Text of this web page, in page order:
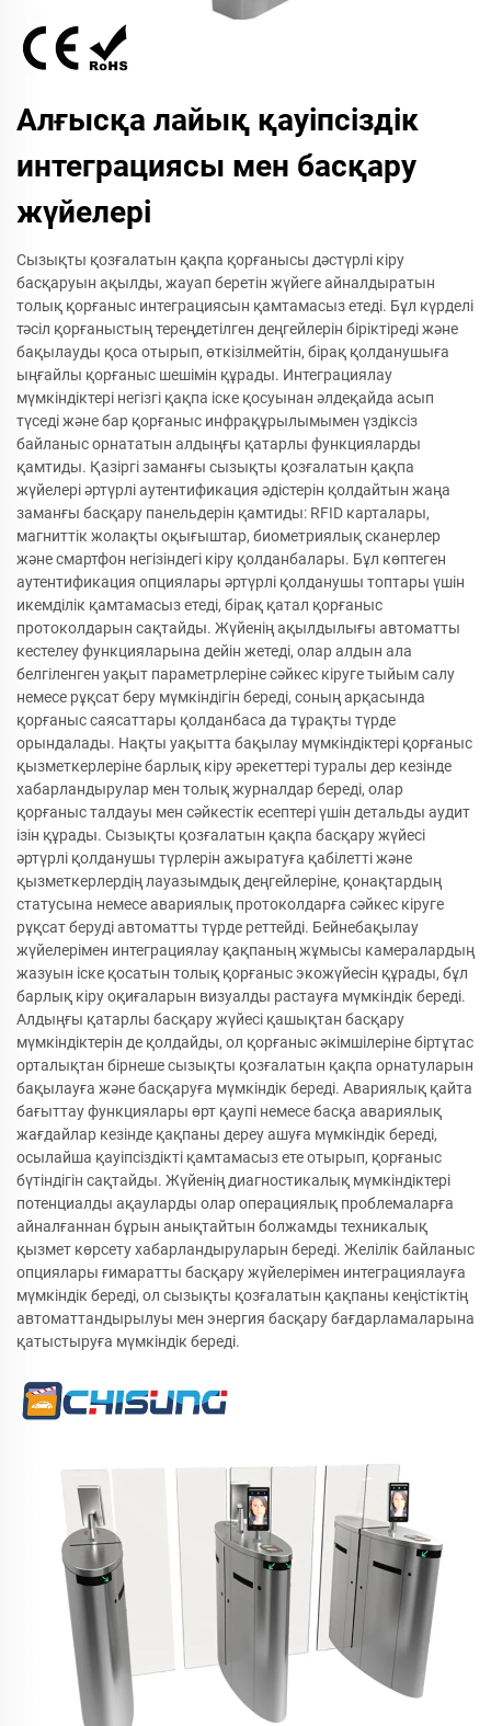
Алғысқа лайық қауіпсіздік
интеграциясы мен басқару
жүйелері
Сызықты қозғалатын қақпа қорғанысы дәстүрлі кіру
басқаруын ақылды, жауап беретін жүйеге айналдыратын
толық қорғаныс интеграциясын қамтамасыз етеді. Бұл күрделі
тәсіл қорғаныстың тереңдетілген деңгейлерін біріктіреді және
бақылауды қоса отырып, өткізілмейтін, бірақ қолданушыға
ыңғайлы қорғаныс шешімін құрады. Интеграциялау
мүмкіндіктері негізгі қақпа іске қосуынан әлдеқайда асып
түседі және бар қорғаныс инфрақұрылымымен үздіксіз
байланыс орнататын алдыңғы қатарлы функцияларды
қамтиды. Қазіргі заманғы сызықты қозғалатын қақпа
жүйелері әртүрлі аутентификация әдістерін қолдайтын жаңа
заманғы басқару панельдерін қамтиды: RFID карталары,
магниттік жолақты оқығыштар, биометриялық сканерлер
және смартфон негізіндегі кіру қолданбалары. Бұл көптеген
аутентификация опциялары әртүрлі қолданушы топтары үшін
икемділік қамтамасыз етеді, бірақ қатал қорғаныс
протоколдарын сақтайды. Жүйенің ақылдылығы автоматты
кестелеу функцияларына дейін жетеді, олар алдын ала
белгіленген уақыт параметрлеріне сәйкес кіруге тыйым салу
немесе рұқсат беру мүмкіндігін береді, соның арқасында
қорғаныс саясаттары қолданбаса да тұрақты түрде
орындалады. Нақты уақытта бақылау мүмкіндіктері қорғаныс
қызметкерлеріне барлық кіру әрекеттері туралы дер кезінде
хабарландырулар мен толық журналдар береді, олар
қорғаныс талдауы мен сәйкестік есептері үшін детальды аудит
ізін құрады. Сызықты қозғалатын қақпа басқару жүйесі
әртүрлі қолданушы түрлерін ажыратуға қабілетті және
қызметкерлердің лауазымдық деңгейлеріне, қонақтардың
статусына немесе авариялық протоколдарға сәйкес кіруге
рұқсат беруді автоматты түрде реттейді. Бейнебақылау
жүйелерімен интеграциялау қақпаның жұмысы камералардың
жазуын іске қосатын толық қорғаныс экожүйесін құрады, бұл
барлық кіру оқиғаларын визуалды растауға мүмкіндік береді.
Алдыңғы қатарлы басқару жүйесі қашықтан басқару
мүмкіндіктерін де қолдайды, ол қорғаныс әкімшілеріне біртұтас
орталықтан бірнеше сызықты қозғалатын қақпа орнатуларын
бақылауға және басқаруға мүмкіндік береді. Авариялық қайта
бағыттау функциялары өрт қаупі немесе басқа авариялық
жағдайлар кезінде қақпаны дереу ашуға мүмкіндік береді,
осылайша қауіпсіздікті қамтамасыз ете отырып, қорғаныс
бүтіндігін сақтайды. Жүйенің диагностикалық мүмкіндіктері
потенциалды ақауларды олар операциялық проблемаларға
айналғаннан бұрын анықтайтын болжамды техникалық
қызмет көрсету хабарландыруларын береді. Желілік байланыс
опциялары ғимаратты басқару жүйелерімен интеграциялауға
мүмкіндік береді, ол сызықты қозғалатын қақпаны кеңістіктің
автоматтандырылуы мен энергия басқару бағдарламаларына
қатыстыруға мүмкіндік береді.